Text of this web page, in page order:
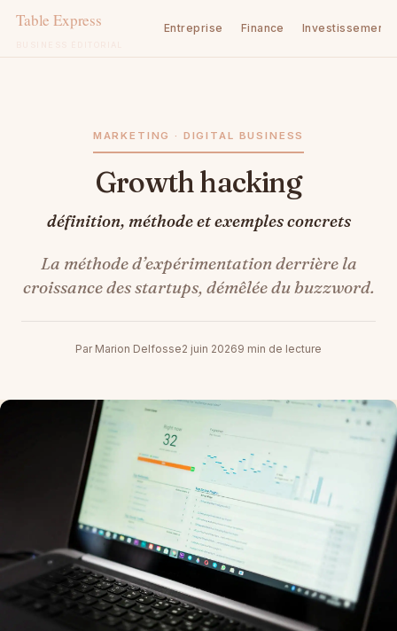
Entreprise Finance Investissement
MARKETING · DIGITAL BUSINESS
Growth hacking
définition, méthode et exemples concrets
La méthode d’expérimentation derrière la
croissance des startups, démêlée du buzzword.
Par Marion Delfosse2 juin 20269 min de lecture